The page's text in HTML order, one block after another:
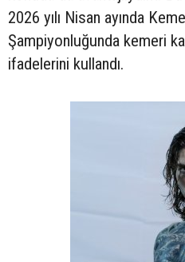
2026 yılı Nisan ayında
Şampiyonluğunda kemeri
ifadelerini kullandı.